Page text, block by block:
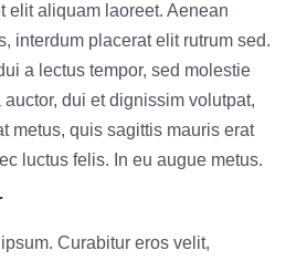
elit aliquam laoreet. Aenean
interdum placerat elit rutrum sed.
a lectus tempor, sed molestie
dui et dignissim volutpat,
metus, quis sagittis mauris erat
luctus felis. In eu augue metus.
Curabitur eros velit,